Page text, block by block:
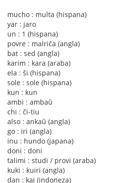
mucho : multa (hispana)
yar : jaro
un : 1 (hispana)
povre : malriĉa (angla)
bat : sed (angla)
karim : kara (araba)
ela : ŝi (hispana)
sole : sole (hispana)
kun : kun
ambi : ambaŭ
chi : ĉi-tiu
also : ankaŭ (angla)
go : iri (angla)
inu : hundo (japana)
doni : doni
talimi : studi / provi (araba)
kuki : kuiri (angla)
dan : kaj (indoneza)